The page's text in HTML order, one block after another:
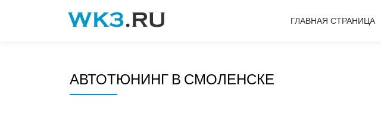
ГЛАВНАЯ СТРАНИЦА
АВТОТЮНИНГ В СМОЛЕНСКЕ